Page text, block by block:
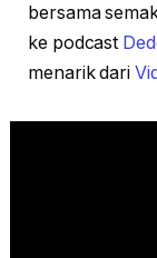
bersama
ke podcast
menarik dari